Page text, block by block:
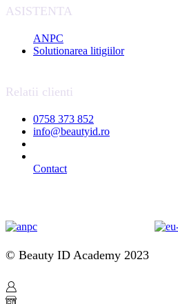
ASISTENTA
ANPC
Solutionarea litigiilor
Relatii clienti
0758 373 852
info@beautyid.ro
Contact
© Beauty ID Academy 2023